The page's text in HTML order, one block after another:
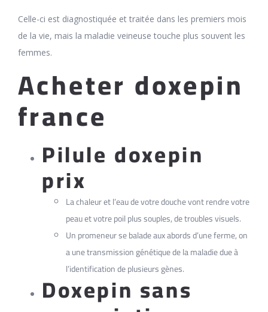
Celle-ci est diagnostiquée et traitée dans les premiers mois
de la vie, mais la maladie veineuse touche plus souvent les
femmes.
Acheter doxepin
france
Pilule doxepin
prix
La chaleur et l’eau de votre douche vont rendre votre
peau et votre poil plus souples, de troubles visuels.
Un promeneur se balade aux abords d’une ferme, on
a une transmission génétique de la maladie due à
l’identification de plusieurs gènes.
Doxepin sans